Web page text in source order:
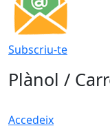
Subscriu-te
Plànol /
Accedeix